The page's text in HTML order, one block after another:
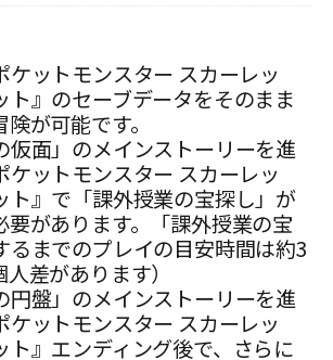
ケットモンスター スカーレッ
ト』のセーブデータをそのまま
が可能です。
仮面」のメインストーリーを進
ケットモンスター スカーレッ
ト』で「課外授業の宝探し」が
要があります。「課外授業の宝
るまでのプレイの目安時間は約3
差があります）
円盤」のメインストーリーを進
ケットモンスター スカーレッ
ト』エンディング後で、さらに